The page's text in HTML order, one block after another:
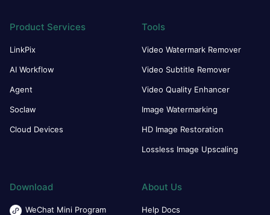
Product Services
LinkPix
AI Workflow
Agent
Soclaw
Cloud Devices
Tools
Video Watermark Remover
Video Subtitle Remover
Video Quality Enhancer
Image Watermarking
HD Image Restoration
Lossless Image Upscaling
Download
WeChat Mini Program
About Us
Help Docs